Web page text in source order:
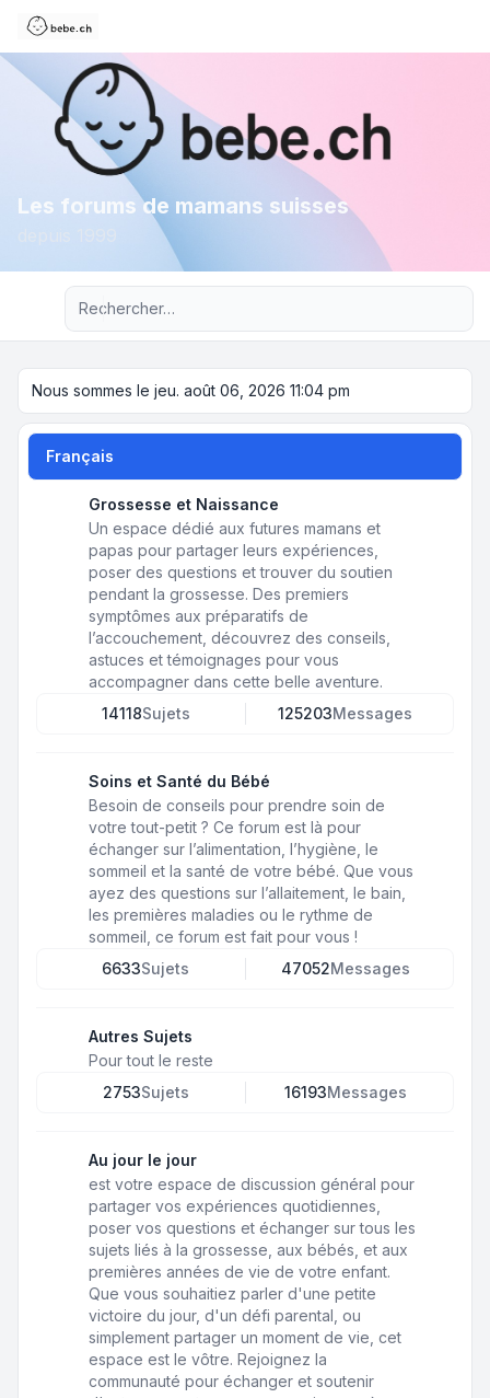
Les forums de mamans suisses
Recherche avancée
Nous sommes le jeu. août 06, 2026 11:04 pm
Français
Grossesse et Naissance
Un espace dédié aux futures mamans et
papas pour partager leurs expériences,
poser des questions et trouver du soutien
pendant la grossesse. Des premiers
symptômes aux préparatifs de
l’accouchement, découvrez des conseils,
astuces et témoignages pour vous
accompagner dans cette belle aventure.
14118Sujets 125203Messages
Soins et Santé du Bébé
Besoin de conseils pour prendre soin de
votre tout-petit ? Ce forum est là pour
échanger sur l’alimentation, l’hygiène, le
sommeil et la santé de votre bébé. Que vous
ayez des questions sur l’allaitement, le bain,
les premières maladies ou le rythme de
sommeil, ce forum est fait pour vous !
6633Sujets 47052Messages
Autres Sujets
Pour tout le reste
2753Sujets 16193Messages
Au jour le jour
est votre espace de discussion général pour
partager vos expériences quotidiennes,
poser vos questions et échanger sur tous les
sujets liés à la grossesse, aux bébés, et aux
premières années de vie de votre enfant.
Que vous souhaitiez parler d'une petite
victoire du jour, d'un défi parental, ou
simplement partager un moment de vie, cet
espace est le vôtre. Rejoignez la
communauté pour échanger et soutenir